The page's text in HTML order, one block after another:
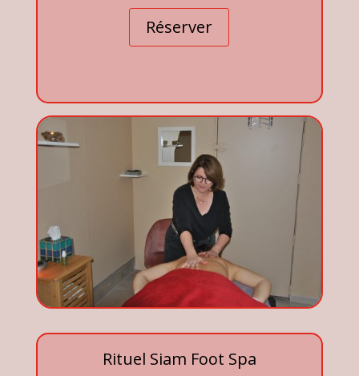
Réserver
Rituel Siam Foot Spa